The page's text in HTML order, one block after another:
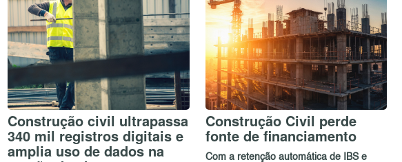
Construção civil ultrapassa
340 mil registros digitais e
amplia uso de dados na
Construção Civil perde
fonte de financiamento
Com a retenção automática de IBS e